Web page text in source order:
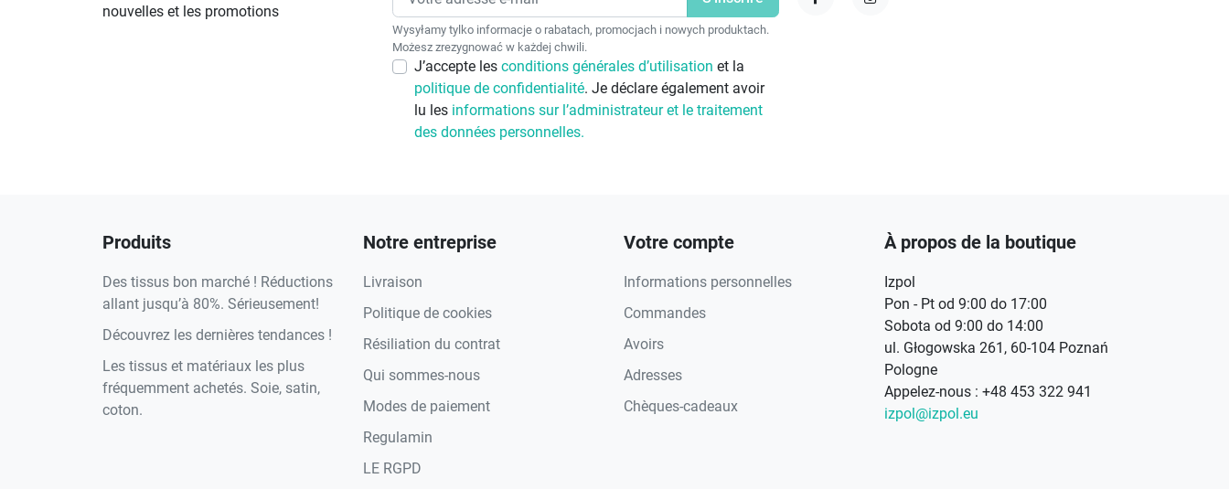
nouvelles et les promotions
Wysyłamy tylko informacje o rabatach, promocjach i nowych produktach.
Możesz zrezygnować w każdej chwili.
J’accepte les conditions générales d’utilisation et la
politique de confidentialité. Je déclare également avoir
lu les informations sur l’administrateur et le traitement
des données personnelles.
Produits
Des tissus bon marché ! Réductions
allant jusqu’à 80%. Sérieusement!
Découvrez les dernières tendances !
Les tissus et matériaux les plus
fréquemment achetés. Soie, satin,
coton.
Notre entreprise
Livraison
Politique de cookies
Résiliation du contrat
Qui sommes-nous
Modes de paiement
Regulamin
LE RGPD
Votre compte
Informations personnelles
Commandes
Avoirs
Adresses
Chèques-cadeaux
À propos de la boutique
Izpol
Pon - Pt od 9:00 do 17:00
Sobota od 9:00 do 14:00
ul. Głogowska 261, 60-104 Poznań
Pologne
Appelez-nous : +48 453 322 941
izpol@izpol.eu